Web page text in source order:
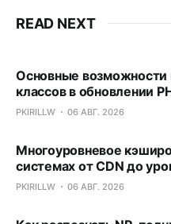
READ NEXT
Основные
классов в обновлении
PKIRILLW 06 АВГ. 2026
Многоуровневое
системах от CDN до
PKIRILLW 06 АВГ. 2026